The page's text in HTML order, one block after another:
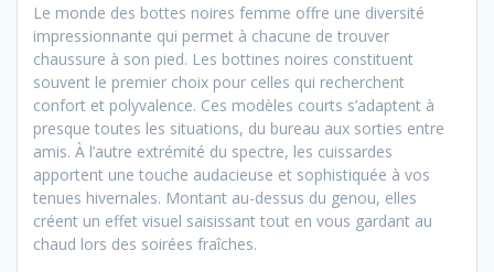
Le monde des bottes noires femme offre une diversité
impressionnante qui permet à chacune de trouver
chaussure à son pied. Les bottines noires constituent
souvent le premier choix pour celles qui recherchent
confort et polyvalence. Ces modèles courts s’adaptent à
presque toutes les situations, du bureau aux sorties entre
amis. À l’autre extrémité du spectre, les cuissardes
apportent une touche audacieuse et sophistiquée à vos
tenues hivernales. Montant au-dessus du genou, elles
créent un effet visuel saisissant tout en vous gardant au
chaud lors des soirées fraîches.